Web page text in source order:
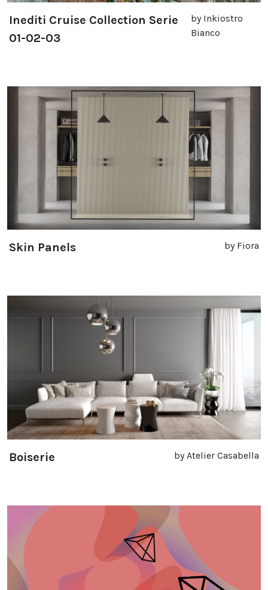
Inediti Cruise Collection Serie
01-02-03
by Inkiostro
Bianco
Skin Panels by Fiora
Boiserie by Atelier Casabella